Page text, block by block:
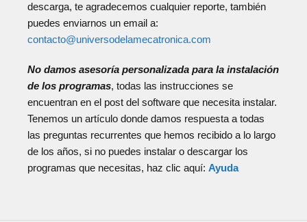
descarga, te agradecemos cualquier reporte, también
puedes enviarnos un email a:
contacto@universodelamecatronica.com
No damos asesoría personalizada para la instalación
de los programas, todas las instrucciones se
encuentran en el post del software que necesita instalar.
Tenemos un artículo donde damos respuesta a todas
las preguntas recurrentes que hemos recibido a lo largo
de los años, si no puedes instalar o descargar los
programas que necesitas, haz clic aquí: Ayuda